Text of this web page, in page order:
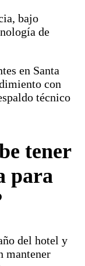
bajo
de
en Santa
con
técnico
tener
para
del hotel y
mantener